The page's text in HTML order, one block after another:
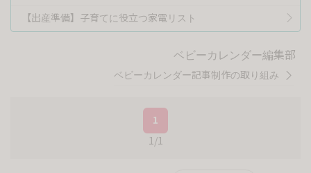
【出産準備】子育てに役立つ家電リスト
ベビーカレンダー編集部
ベビーカレンダー記事制作の取り組み
1
1/1